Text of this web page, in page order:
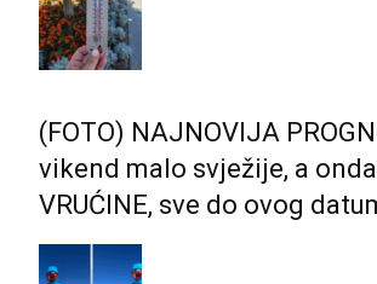
(FOTO) NAJNOVIJA
vikend malo svježije, a onda
VRUĆINE, sve do ovog